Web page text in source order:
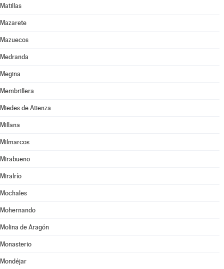
Matillas
Mazarete
Mazuecos
Medranda
Megina
Membrillera
Miedes de Atienza
Millana
Milmarcos
Mirabueno
Miralrío
Mochales
Mohernando
Molina de Aragón
Monasterio
Mondéjar